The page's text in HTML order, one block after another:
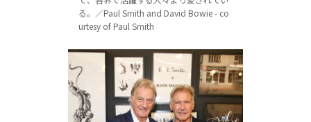
る。／Paul Smith and David Bowie - co
urtesy of Paul Smith